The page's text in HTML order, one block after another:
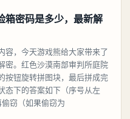
箱密码是多少，最新解
容，今天游戏熊给大家带来了
密。红色沙漠南部审判所庭院
按钮旋转拼图块，最后拼成完
态下的答案如下（序号从左
窃（如果偷窃为